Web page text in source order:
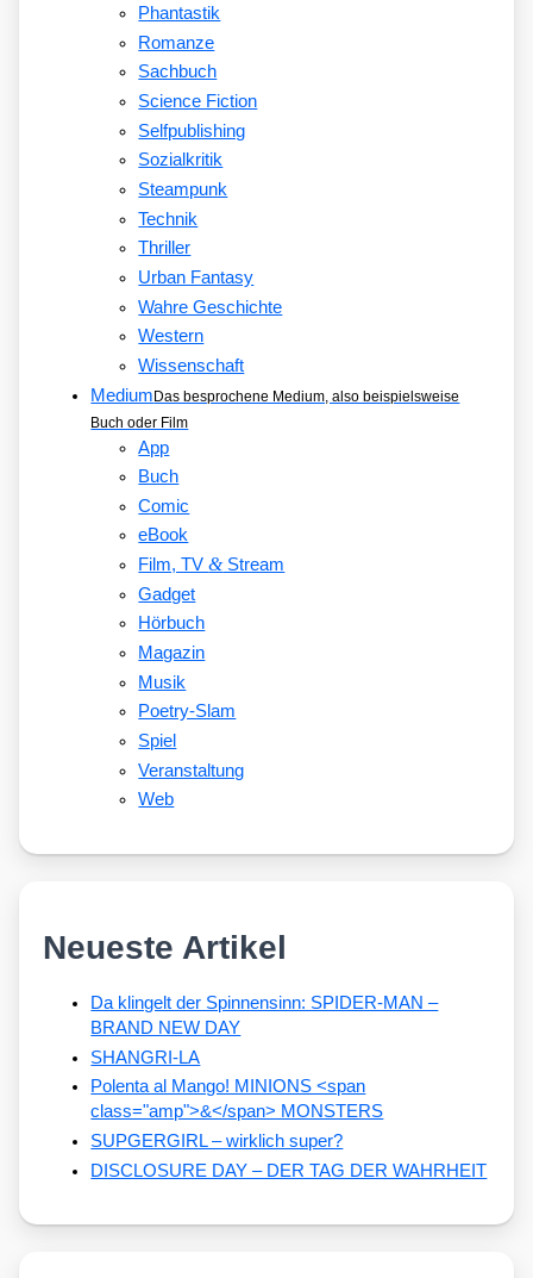
Phantastik
Romanze
Sachbuch
Science Fiction
Selfpublishing
Sozialkritik
Steampunk
Technik
Thriller
Urban Fantasy
Wahre Geschichte
Western
Wissenschaft
MediumDas besprochene Medium, also beispielsweise
Buch oder Film
App
Buch
Comic
eBook
Film, TV&Stream
Gadget
Hörbuch
Magazin
Musik
Poetry-Slam
Spiel
Veranstaltung
Web
Neueste Artikel
Da klingelt der Spinnensinn: SPIDER-MAN –
BRAND NEW DAY
SHANGRI-LA
Polenta al Mango! MINIONS <span
class="amp">&</span> MONSTERS
SUPGERGIRL – wirklich super?
DISCLOSURE DAY – DER TAG DER WAHRHEIT